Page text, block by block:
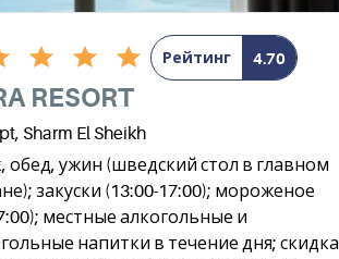
Рейтинг 4.70
RESORT
Sharm El Sheikh
обед, ужин (шведский стол в главном
закуски (13:00-17:00); мороженое
местные алкогольные и
напитки в течение дня; скидка